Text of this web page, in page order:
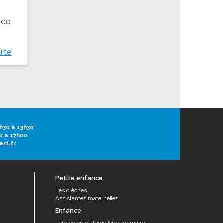
à 13h30
à 17h00
Petite enfance
Les crèches
Assistantes maternelles
Enfance